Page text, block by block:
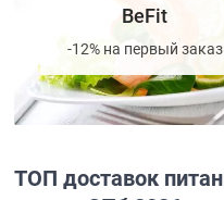
BeFit
-12% на первый заказ
ТОП доставок